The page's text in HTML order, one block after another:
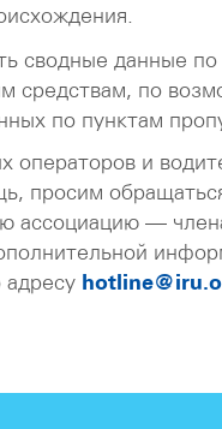
сводные данные по
средствам, по
по пунктам
операторов и
просим
ассоциацию —